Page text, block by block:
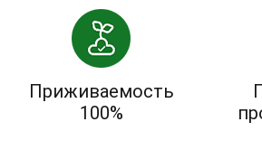
Приживаемость
100%